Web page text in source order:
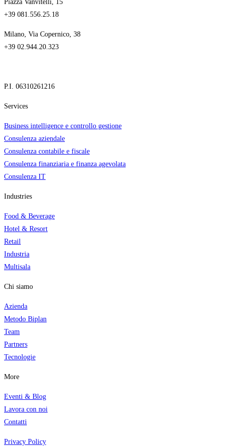
Piazza Vanvitelli, 15
+39 081.556.25.18
Milano, Via Copernico, 38
+39 02.944.20.323
P.I. 06310261216
Services
Business intelligence e controllo gestione
Consulenza aziendale
Consulenza contabile e fiscale
Consulenza finanziaria e finanza agevolata
Consulenza IT
Industries
Food & Beverage
Hotel & Resort
Retail
Industria
Multisala
Chi siamo
Azienda
Metodo Biplan
Team
Partners
Tecnologie
More
Eventi & Blog
Lavora con noi
Contatti
Privacy Policy